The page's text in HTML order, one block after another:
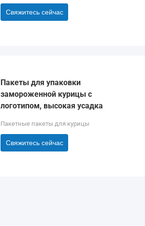
Свяжитесь сейчас
Пакеты для упаковки
замороженной курицы с
логотипом, высокая усадка
Пакетные пакеты для курицы
Свяжитесь сейчас